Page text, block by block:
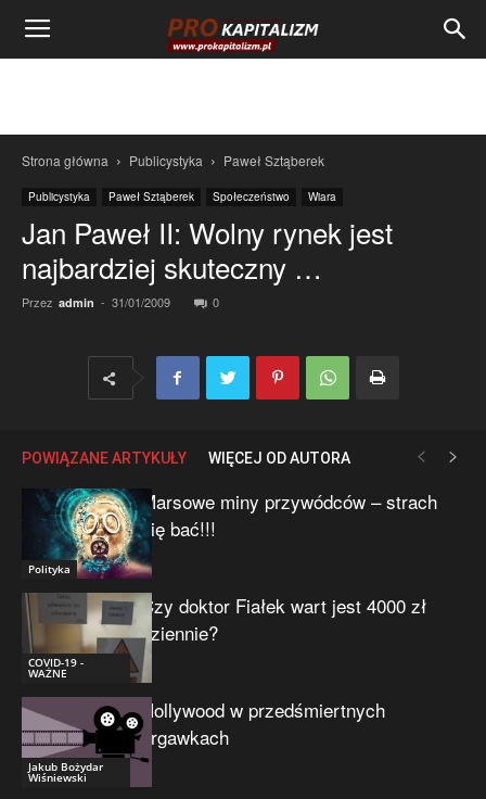
Strona główna Publicystyka Paweł Sztąberek
Publicystyka Paweł Sztąberek Społeczeństwo Wiara
Jan Paweł II: Wolny rynek jest
najbardziej skuteczny …
Przez admin - 31/01/2009 0
POWIĄZANE ARTYKUŁY WIĘCEJ OD AUTORA
Polityka
Marsowe miny przywódców – strach
się bać!!!
COVID-19 -
WAŻNE
Czy doktor Fiałek wart jest 4000 zł
dziennie?
Jakub Bożydar
Wiśniewski
Hollywood w przedśmiertnych
drgawkach